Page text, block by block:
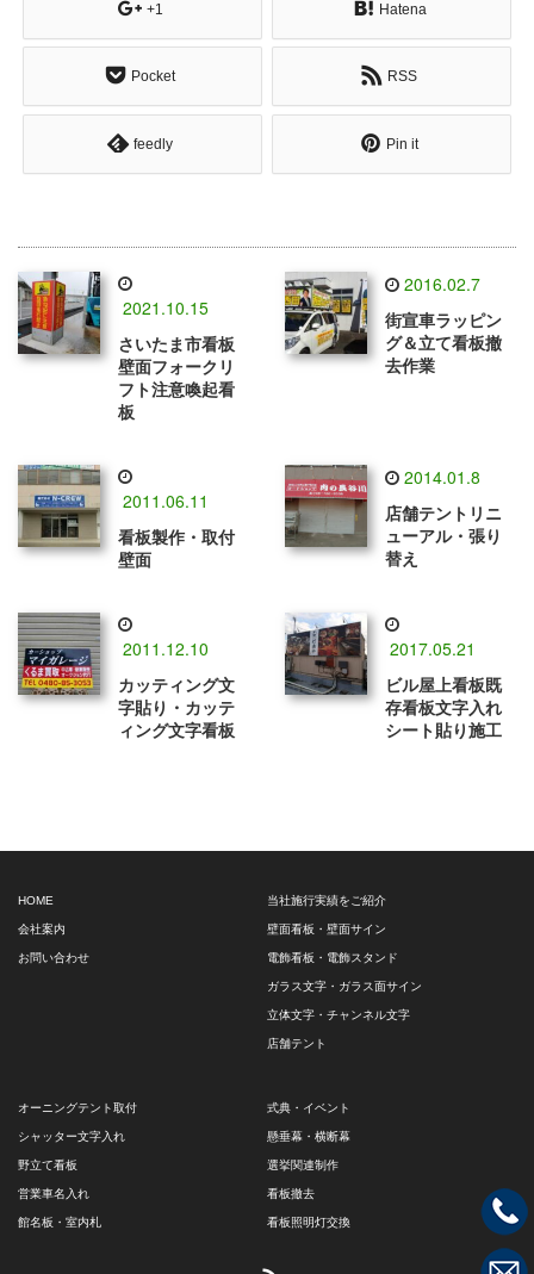
+1 Hatena
Pocket RSS
feedly Pin it
2021.10.15
さいたま市看板
壁面フォークリ
フト注意喚起看
板
2016.02.7
街宣車ラッピン
グ＆立て看板撤
去作業
2011.06.11
看板製作・取付
壁面
2014.01.8
店舗テントリニ
ューアル・張り
替え
2011.12.10
カッティング文
字貼り・カッテ
ィング文字看板
2017.05.21
ビル屋上看板既
存看板文字入れ
シート貼り施工
HOME
会社案内
お問い合わせ
当社施行実績をご紹介
壁面看板・壁面サイン
電飾看板・電飾スタンド
ガラス文字・ガラス面サイン
立体文字・チャンネル文字
店舗テント
オーニングテント取付
シャッター文字入れ
野立て看板
営業車名入れ
館名板・室内札
式典・イベント
懸垂幕・横断幕
選挙関連制作
看板撤去
看板照明灯交換